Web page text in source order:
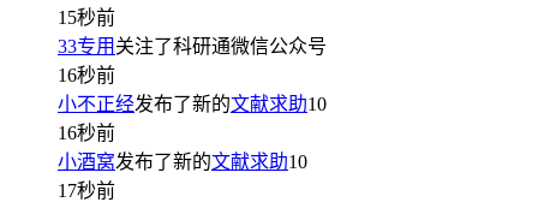
15秒前
33专用 关注了科研通微信公众号
16秒前
小不正经发布了新的文献求助10
16秒前
小酒窝发布了新的文献求助10
17秒前